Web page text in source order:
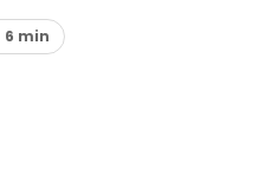
6 min